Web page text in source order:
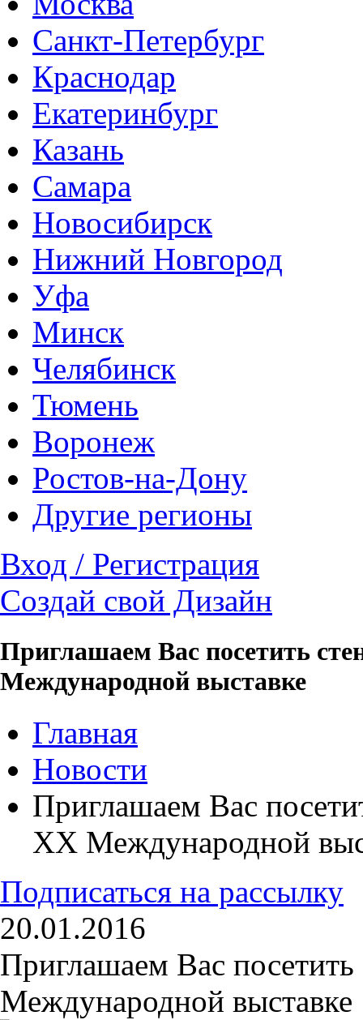
Санкт-Петербург
Краснодар
Екатеринбург
Казань
Самара
Новосибирск
Нижний Новгород
Уфа
Минск
Челябинск
Тюмень
Воронеж
Ростов-на-Дону
Другие регионы
Вход / Регистрация
Создай свой Дизайн
Приглашаем Вас посетить
Международной выставке
Главная
Новости
Приглашаем Вас
ХХ Международной
Подписаться на рассылку
20.01.2016
Приглашаем Вас
Международной выставке